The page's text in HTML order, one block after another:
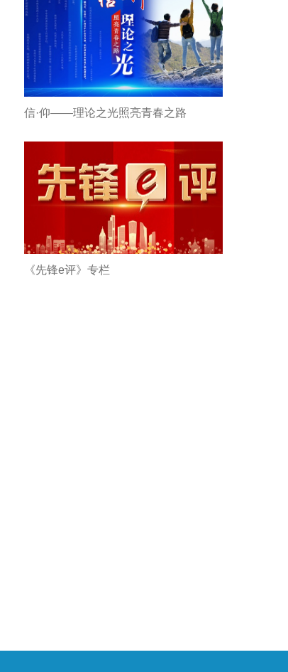
信·仰——理论之光照亮青春之路
《先锋e评》专栏